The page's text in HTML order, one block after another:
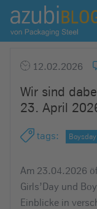
A
z
u
12.02.2026
Wir sind
23. April
tags: Boysday
Am 23.04.2026
Girls’Day und
Einblicke in